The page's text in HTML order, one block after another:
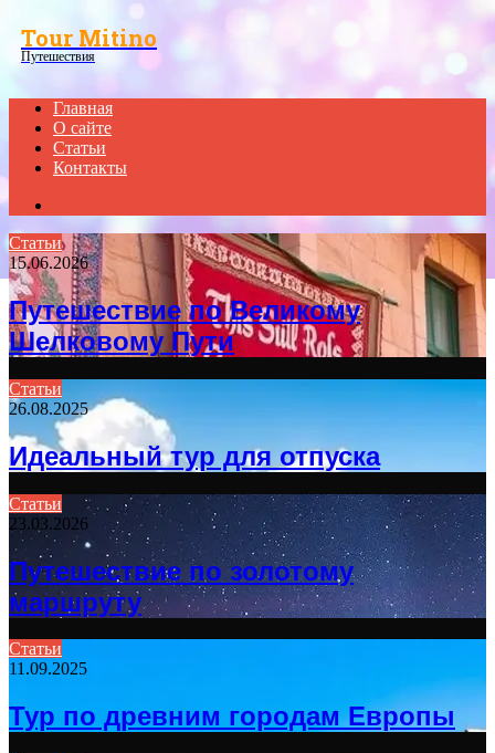
Tour Mitino
Путешествия
Главная
О сайте
Статьи
Контакты
Статьи
15.06.2026
Путешествие по Великому
Шелковому Пути
Статьи
26.08.2025
Идеальный тур для отпуска
Статьи
23.03.2026
Путешествие по золотому
маршруту
Статьи
11.09.2025
Тур по древним городам Европы